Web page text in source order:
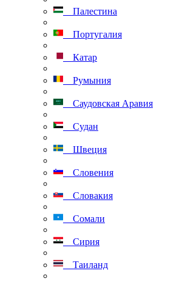
Палестина
Португалия
Катар
Румыния
Саудовская Аравия
Судан
Швеция
Словения
Словакия
Сомали
Сирия
Таиланд